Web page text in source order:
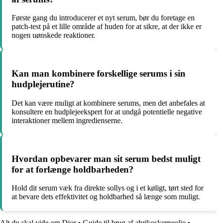
Første gang du introducerer et nyt serum, bør du foretage en
patch-test på et lille område af huden for at sikre, at der ikke er
nogen uønskede reaktioner.
Kan man kombinere forskellige serums i sin
hudplejerutine?
Det kan være muligt at kombinere serums, men det anbefales at
konsultere en hudplejeekspert for at undgå potentielle negative
interaktioner mellem ingredienserne.
Hvordan opbevarer man sit serum bedst muligt
for at forlænge holdbarheden?
Hold dit serum væk fra direkte sollys og i et køligt, tørt sted for
at bevare dets effektivitet og holdbarhed så længe som muligt.